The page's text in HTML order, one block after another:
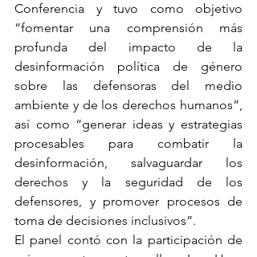
Conferencia y tuvo como objetivo
“fomentar una comprensión más
profunda del impacto de la
desinformación política de género
sobre las defensoras del medio
ambiente y de los derechos humanos”,
así como “generar ideas y estrategias
procesables para combatir la
desinformación, salvaguardar los
derechos y la seguridad de los
defensores, y promover procesos de
toma de decisiones inclusivos”.
El panel contó con la participación de